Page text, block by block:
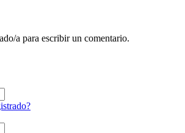
a para escribir un comentario.